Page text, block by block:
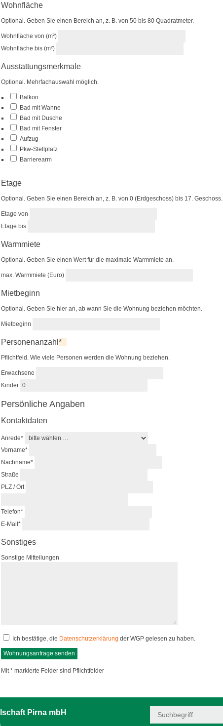
Wohnfläche
Optional. Geben Sie einen Bereich an, z. B. von 50 bis 80 Quadratmeter.
Wohnfläche von (m²)
Wohnfläche bis (m²)
Ausstattungsmerkmale
Optional. Mehrfachauswahl möglich.
Balkon
Bad mit Wanne
Bad mit Dusche
Bad mit Fenster
Aufzug
Pkw-Stellplatz
Barrierearm
Etage
Optional. Geben Sie einen Bereich an, z. B. von 0 (Erdgeschoss) bis 17. Geschoss.
Etage von
Etage bis
Warmmiete
Optional. Geben Sie einen Wert für die maximale Warmmiete an.
max. Warmmiete (Euro)
Mietbeginn
Optional. Geben Sie hier an, ab wann Sie die Wohnung beziehen möchten.
Mietbeginn
Personenanzahl *
Pflichtfeld. Wie viele Personen werden die Wohnung beziehen.
Erwachsene
Kinder
Persönliche Angaben
Kontaktdaten
Anrede*
Vorname*
Nachname*
Straße
PLZ /Ort
Telefon*
E-Mail *
Sonstiges
Sonstige Mitteilungen
Ich bestätige, die Datenschutzerklärung der WGP gelesen zu haben.
Mit * markierte Felder sind Pflichtfelder
Pirna mbH